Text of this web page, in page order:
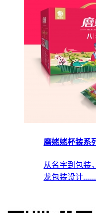
磨姥姥杯装系
从名字到包装
龙包装设计